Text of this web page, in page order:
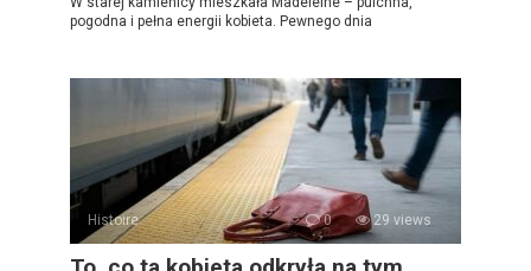
pogodna i pełna energii kobieta. Pewnego dnia
Histoire 0 29 views